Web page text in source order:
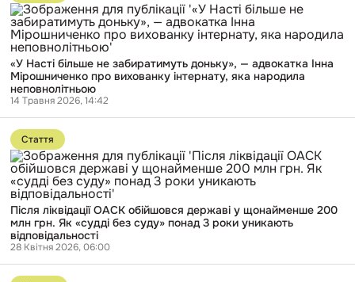
Зеленського
«У
Насті
більше
не
забиратимуть
доньку»,
адвокатка
Інна
Мірошниченко
про
вихованку
інтернату,
яка
народила
неповнолітньою
«У Насті більше не забиратимуть доньку», — адвокатка Інна
Мірошниченко про вихованку інтернату, яка народила
неповнолітньою
14 Травня 2026, 14:42
Перейти
до
публікації
Після
ліквідації
ОАСК
обійшовся
державі
щонайменше
200
млн
грн.
Стаття
Після ліквідації ОАСК обійшовся державі у щонайменше 200
млн грн. Як «судді без суду» понад 3 роки уникають
відповідальності
28 Квітня 2026, 06:00
Перейти